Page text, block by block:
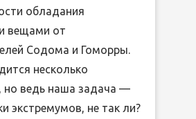
обладания
вещами от
Содома и Гоморры.
несколько
но ведь наша задача —
экстремумов, не так ли?